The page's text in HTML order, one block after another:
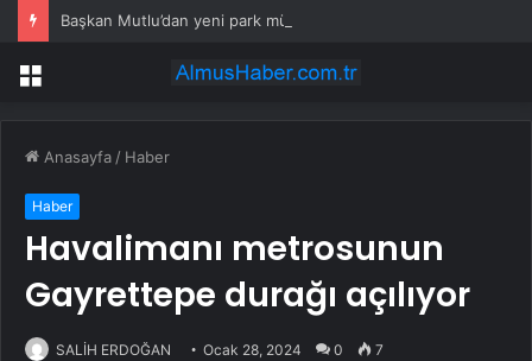
Başkan Mutlu’dan yeni park müjdesi
Menü
Anasayfa / Haber
Haber
Havalimanı metrosunun
Gayrettepe durağı açılıyor
SALİH ERDOĞAN Ocak 28, 2024 0 7